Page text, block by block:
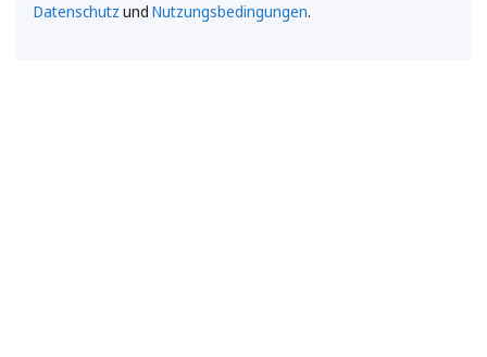
Datenschutz und Nutzungsbedingungen.